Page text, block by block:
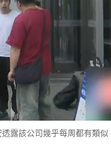
露該公司幾乎每周都有類似